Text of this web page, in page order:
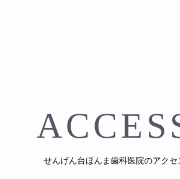
せんげん台ほんま歯科医院のアクセ